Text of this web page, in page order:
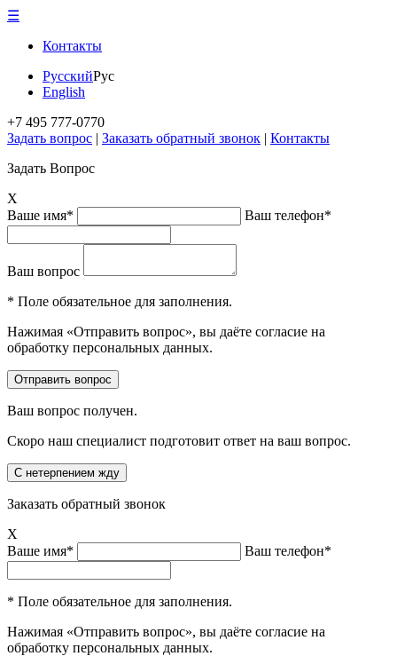
☰
Контакты
РусскийРус
English
+7 495 777-0770
Задать вопрос | Заказать обратный звонок | Контакты
Задать Вопрос
X
Ваше имя*
Ваш телефон*
Ваш вопрос
* Поле обязательное для заполнения.
Нажимая «Отправить вопрос», вы даёте согласие на
обработку персональных данных.
Ваш вопрос получен.
Скоро наш специалист подготовит ответ на ваш вопрос.
Заказать обратный звонок
X
Ваше имя*
Ваш телефон*
* Поле обязательное для заполнения.
Нажимая «Отправить вопрос», вы даёте согласие на
обработку персональных данных.